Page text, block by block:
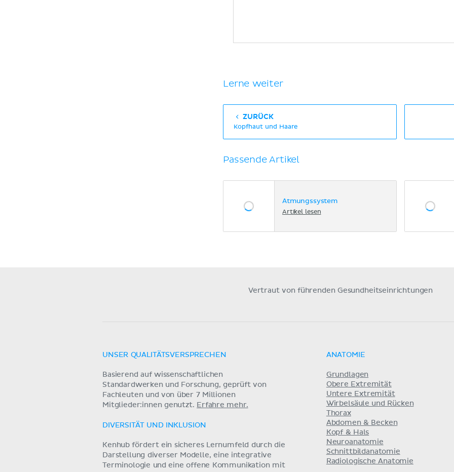
Lerne weiter
ZURÜCK
Kopfhaut und Haare
Passende Artikel
Atmungssystem
Artikel lesen
Vertraut von führenden Gesundheitseinrichtungen
UNSER QUALITÄTSVERSPRECHEN
Basierend auf wissenschaftlichen
Standardwerken und Forschung, geprüft von
Fachleuten und von über 7 Millionen
Mitglieder:innen genutzt. Erfahre mehr.
DIVERSITÄT UND INKLUSION
Kenhub fördert ein sicheres Lernumfeld durch die
Darstellung diverser Modelle, eine integrative
Terminologie und eine offene Kommunikation mit
ANATOMIE
Grundlagen
Obere Extremität
Untere Extremität
Wirbelsäule und Rücken
Thorax
Abdomen & Becken
Kopf & Hals
Neuroanatomie
Schnittbildanatomie
Radiologische Anatomie